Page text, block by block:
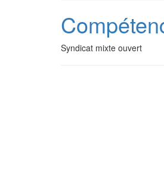
Syndicat mixte ouvert